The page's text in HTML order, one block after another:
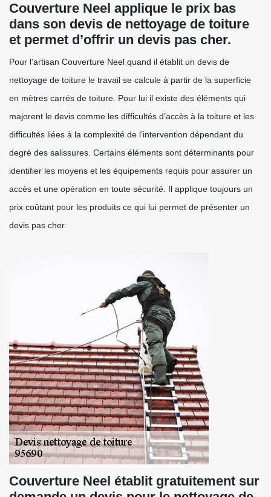
Couverture Neel applique le prix bas
dans son devis de nettoyage de toiture
et permet d’offrir un devis pas cher.
Pour l’artisan Couverture Neel quand il établit un devis de
nettoyage de toiture le travail se calcule à partir de la superficie
en mètres carrés de toiture. Pour lui il existe des éléments qui
majorent le devis comme les difficultés d’accès à la toiture et les
difficultés liées à la complexité de l’intervention dépendant du
degré des salissures. Certains éléments sont déterminants pour
identifier les moyens et les équipements requis pour assurer un
accès et une opération en toute sécurité. Il applique toujours un
prix coûtant pour les produits ce qui lui permet de présenter un
devis pas cher.
Couverture Neel établit gratuitement sur